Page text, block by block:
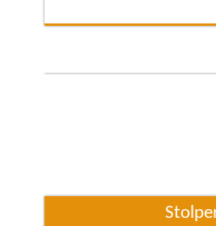
das Lager, und Ende